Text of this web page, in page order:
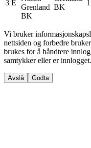
3 E
Grenland
BK
BK
Vi bruker
nettsiden og forbedre
brukes for å håndtere
samtykker eller er
Avslå Godta